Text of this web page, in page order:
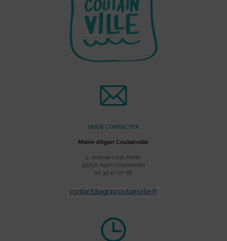
NOUS CONTACTER
Mairie d’Agon Coutainville
2, avenue Louis Périer
50230 Agon Coutainville
02 33 47 07 56